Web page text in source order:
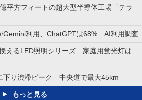
平方フィートの超大型半導体工場「テラ
Gemini利用、ChatGPTは68% AI利用調査
えるLED照明シリーズ 家庭用蛍光灯は
下り渋滞ピーク 中央道で最大45km
もっと見る